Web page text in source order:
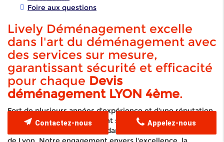
Foire aux questions
Lively Déménagement excelle
dans l'art du déménagement avec
des services sur mesure,
garantissant sécurité et efficacité
pour chaque Devis
déménagement LYON 4ème.
Fort de plusieurs années d'expérience et d'une réputation
solide, Lively Déménagement se positionne en leader du
secteur du déménagement dans le 4ème arrondissement
Appelez-nous
Contactez-nous